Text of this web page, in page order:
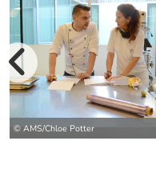
© AMS/Chloe Potter